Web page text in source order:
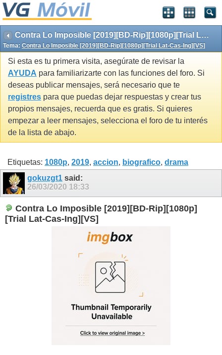
Contra Lo Imposible [2019][BD-Rip][1080p][Trial Lat-Cas-Ing][VS]
Tema: Contra Lo Imposible [2019][BD-Rip][1080p][Trial Lat-Cas-Ing][VS]
Si esta es tu primera visita, asegúrate de revisar la
AYUDA para familiarizarte con las funciones del foro. Si
deseas publicar mensajes, será necesario que te
registres para que puedas dejar respuestas y crear tus
propios mensajes, recuerda que es gratis. Si quieres
empezar a leer mensajes, selecciona el foro de tu interés
de la lista de abajo.
Etiquetas: 1080p, 2019, accion, biografico, drama
gokuzgt1 said:
26/03/2020 18:33
Contra Lo Imposible [2019][BD-Rip][1080p]
[Trial Lat-Cas-Ing][VS]